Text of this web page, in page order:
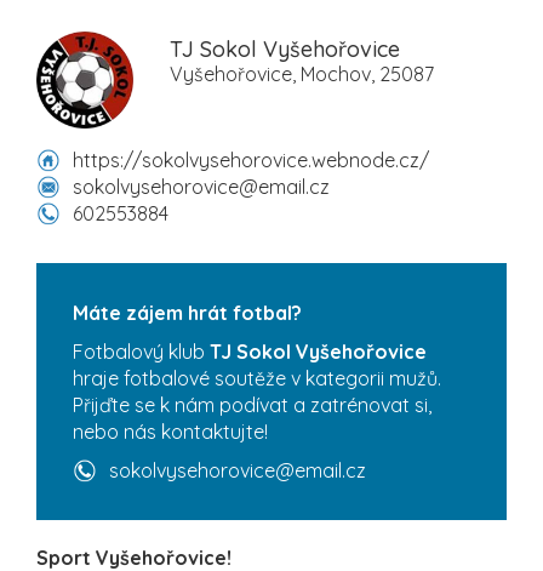
TJ Sokol Vyšehořovice
Vyšehořovice, Mochov, 25087
https://sokolvysehorovice.webnode.cz/
sokolvysehorovice@email.cz
602553884
Máte zájem hrát fotbal?
Fotbalový klub TJ Sokol Vyšehořovice
hraje fotbalové soutěže v kategorii mužů.
Přijďte se k nám podívat a zatrénovat si,
nebo nás kontaktujte!
sokolvysehorovice@email.cz
Sport Vyšehořovice!